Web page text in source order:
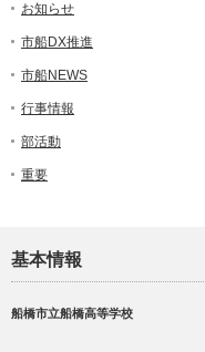
お知らせ
市船DX推進
市船NEWS
行事情報
部活動
重要
基本情報
船橋市立船橋高等学校